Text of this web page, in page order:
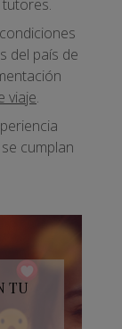
del país de
viaje.
cumplan
TU